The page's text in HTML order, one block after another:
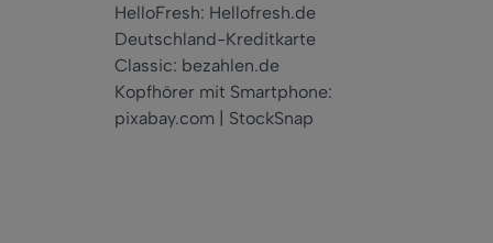
HelloFresh: Hellofresh.de
Deutschland-Kreditkarte
Classic: bezahlen.de
Kopfhörer mit Smartphone:
pixabay.com | StockSnap